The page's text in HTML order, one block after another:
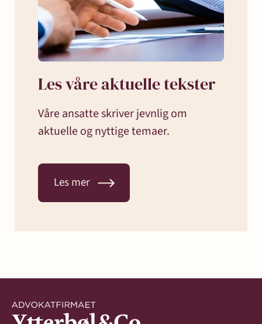
Les våre aktuelle tekster
Våre ansatte skriver jevnlig om
aktuelle og nyttige temaer.
Les mer